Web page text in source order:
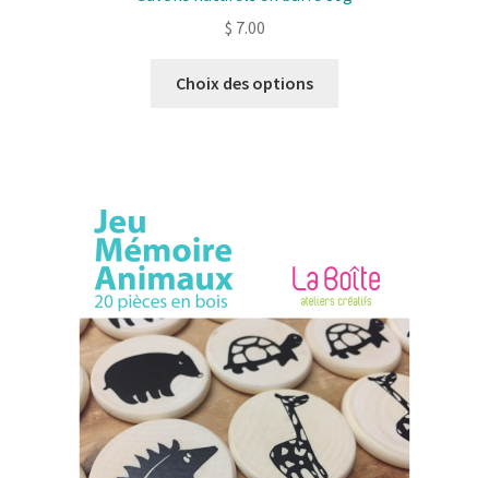
$ 7.00
Choix des options
peuvent
être
choisies
sur
la
page
de
produit